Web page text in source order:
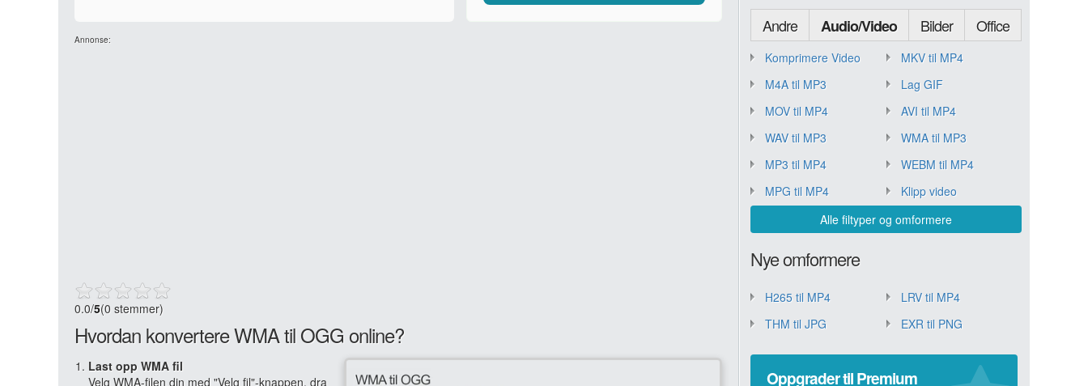
Annonse:
0.0/5(0 stemmer)
Hvordan konvertere WMA til OGG online?
Last opp WMA fil
Velg WMA-filen din med "Velg fil"-knappen, dra
Andre Audio/Video Bilder Office
Komprimere Video
MKV til MP4
M4A til MP3
Lag GIF
MOV til MP4
AVI til MP4
WAV til MP3
WMA til MP3
MP3 til MP4
WEBM til MP4
MPG til MP4
Klipp video
Alle filtyper og omformere
Nye omformere
H265 til MP4
LRV til MP4
THM til JPG
EXR til PNG
Oppgrader til Premium